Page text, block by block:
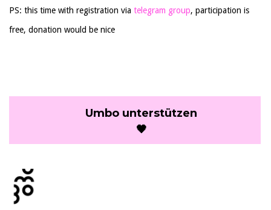
PS: this time with registration via telegram group, participation is
free, donation would be nice
Umbo unterstützen
🖤